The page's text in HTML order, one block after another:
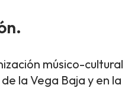
músico-cultural
la Vega Baja y en la